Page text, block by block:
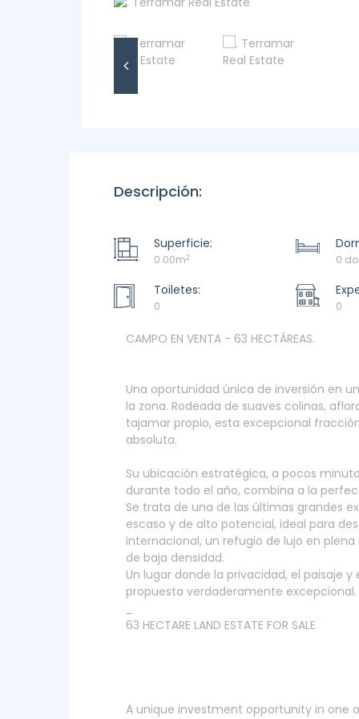
Descripción:
Superficie:
0.00m2 0
Toiletes:
0 0
CAMPO EN VENTA - 63 HECTÁREAS.
Una oportunidad única de inversión en
la zona. Rodeada de suaves colinas,
tajamar propio, esta excepcional
absoluta.
Su ubicación estratégica, a pocos
durante todo el año, combina a la
Se trata de una de las últimas grandes
escaso y de alto potencial, ideal para
internacional, un refugio de lujo en
de baja densidad.
Un lugar donde la privacidad, el paisaje
propuesta verdaderamente excepcional.
63 HECTARE LAND ESTATE FOR SALE
A unique investment opportunity in one